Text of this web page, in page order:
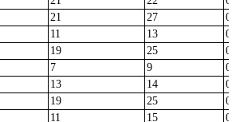
21 27
11 13
19 25
7 9
13 14
19 25
11 15